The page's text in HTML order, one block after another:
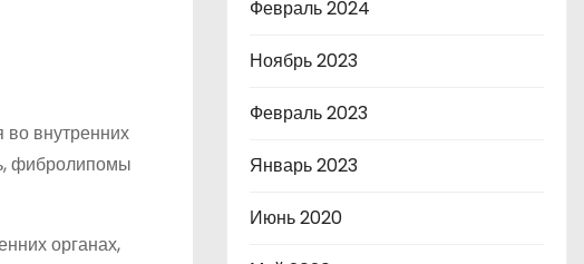
во внутренних
фибролипомы
органах,
Февраль 2024
Ноябрь 2023
Февраль 2023
Январь 2023
Июнь 2020